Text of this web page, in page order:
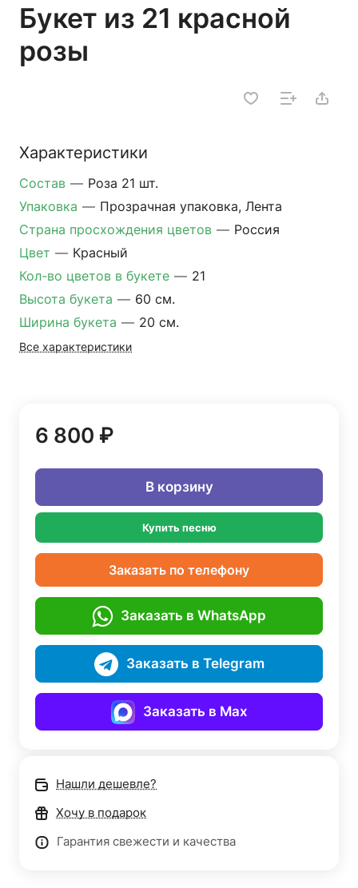
Букет из 21 красной
розы
Характеристики
Состав — Роза 21 шт.
Упаковка — Прозрачная упаковка, Лента
Страна просхождения цветов — Россия
Цвет — Красный
Кол-во цветов в букете — 21
Высота букета — 60 см.
Ширина букета — 20 см.
Все характеристики
6 800 ₽
В корзину
Купить песню
Заказать по телефону
Заказать в WhatsApp
Заказать в Telegram
Заказать в Max
Нашли дешевле?
Хочу в подарок
Гарантия свежести и качества